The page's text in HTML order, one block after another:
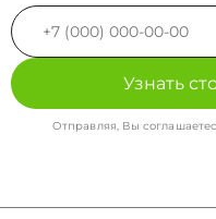
Узнать
Отправляя, Вы